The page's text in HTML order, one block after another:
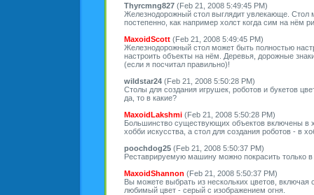
Thyrcmng827 (Feb 21, 2008 5:49:45 PM)
Железнодорожный стол выглядит увлекающе. Стол
постепенно, как например холст когда сим на нём
MaxoidScott (Feb 21, 2008 5:49:45 PM)
Железнодорожный стол может быть полностью
настроить объекты на нём. Деревья, дорожные
(если я посчитал правильно)!
wildstar24 (Feb 21, 2008 5:50:28 PM)
Столы для создания игрушек, роботов и букетов
да, то в какие?
MaxoidLakshmi (Feb 21, 2008 5:50:28 PM)
Большинство существующих объектов включены в
хобби искусства, а стол для создания роботов - в
poochdog25 (Feb 21, 2008 5:50:37 PM)
Реставрируемую машину можно покрасить только в
MaxoidShannon (Feb 21, 2008 5:50:37 PM)
Вы можете выбрать из нескольких цветов,
любимый цвет - серый с изображением огня.